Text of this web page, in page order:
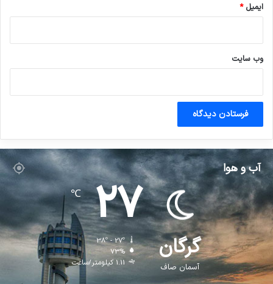
ایمیل*
وب‌ سایت
آب و هوا
گرگان
آسمان صاف
27
℃
38º - 27º
73%
1.11 کیلومتر/ساعت